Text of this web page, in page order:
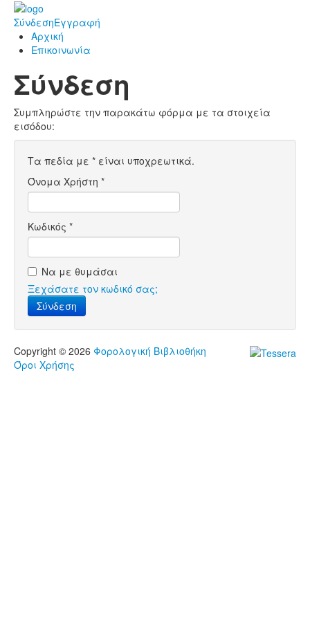
ΣύνδεσηΕγγραφή
Αρχική
Επικοινωνία
Σύνδεση
Συμπληρώστε την παρακάτω φόρμα με τα στοιχεία
εισόδου:
Τα πεδία με * είναι υποχρεωτικά.
Όνομα Χρήστη *
Κωδικός *
Να με θυμάσαι
Ξεχάσατε τον κωδικό σας;
Σύνδεση
Copyright © 2026 Φορολογική Βιβλιοθήκη
Όροι Χρήσης